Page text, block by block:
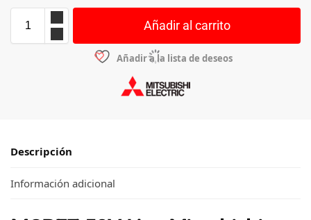
Añadir al carrito
Añadir a la lista de deseos
Descripción
Información adicional